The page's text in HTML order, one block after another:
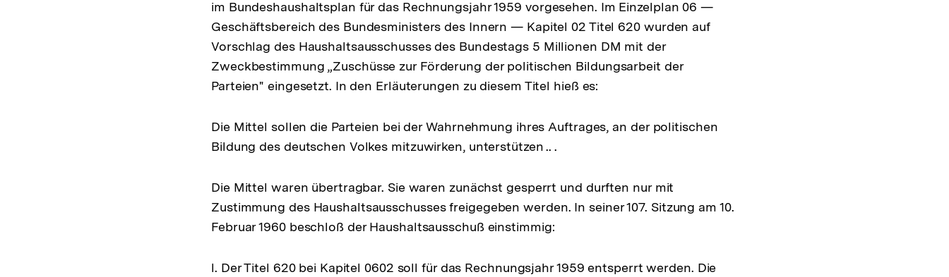
im Bundeshaushaltsplan für das Rechnungsjahr 1959 vorgesehen. Im Einzelplan 06 —
Geschäftsbereich des Bundesministers des Innern — Kapitel 02 Titel 620 wurden auf
Vorschlag des Haushaltsausschusses des Bundestags 5 Millionen DM mit der
Zweckbestimmung „Zuschüsse zur Förderung der politischen Bildungsarbeit der
Parteien" eingesetzt. In den Erläuterungen zu diesem Titel hieß es:
Die Mittel sollen die Parteien bei der Wahrnehmung ihres Auftrages, an der politischen
Bildung des deutschen Volkes mitzuwirken, unterstützen .. .
Die Mittel waren übertragbar. Sie waren zunächst gesperrt und durften nur mit
Zustimmung des Haushaltsausschusses freigegeben werden. In seiner 107. Sitzung am 10.
Februar 1960 beschloß der Haushaltsausschuß einstimmig:
l. Der Titel 620 bei Kapitel 0602 soll für das Rechnungsjahr 1959 entsperrt werden. Die